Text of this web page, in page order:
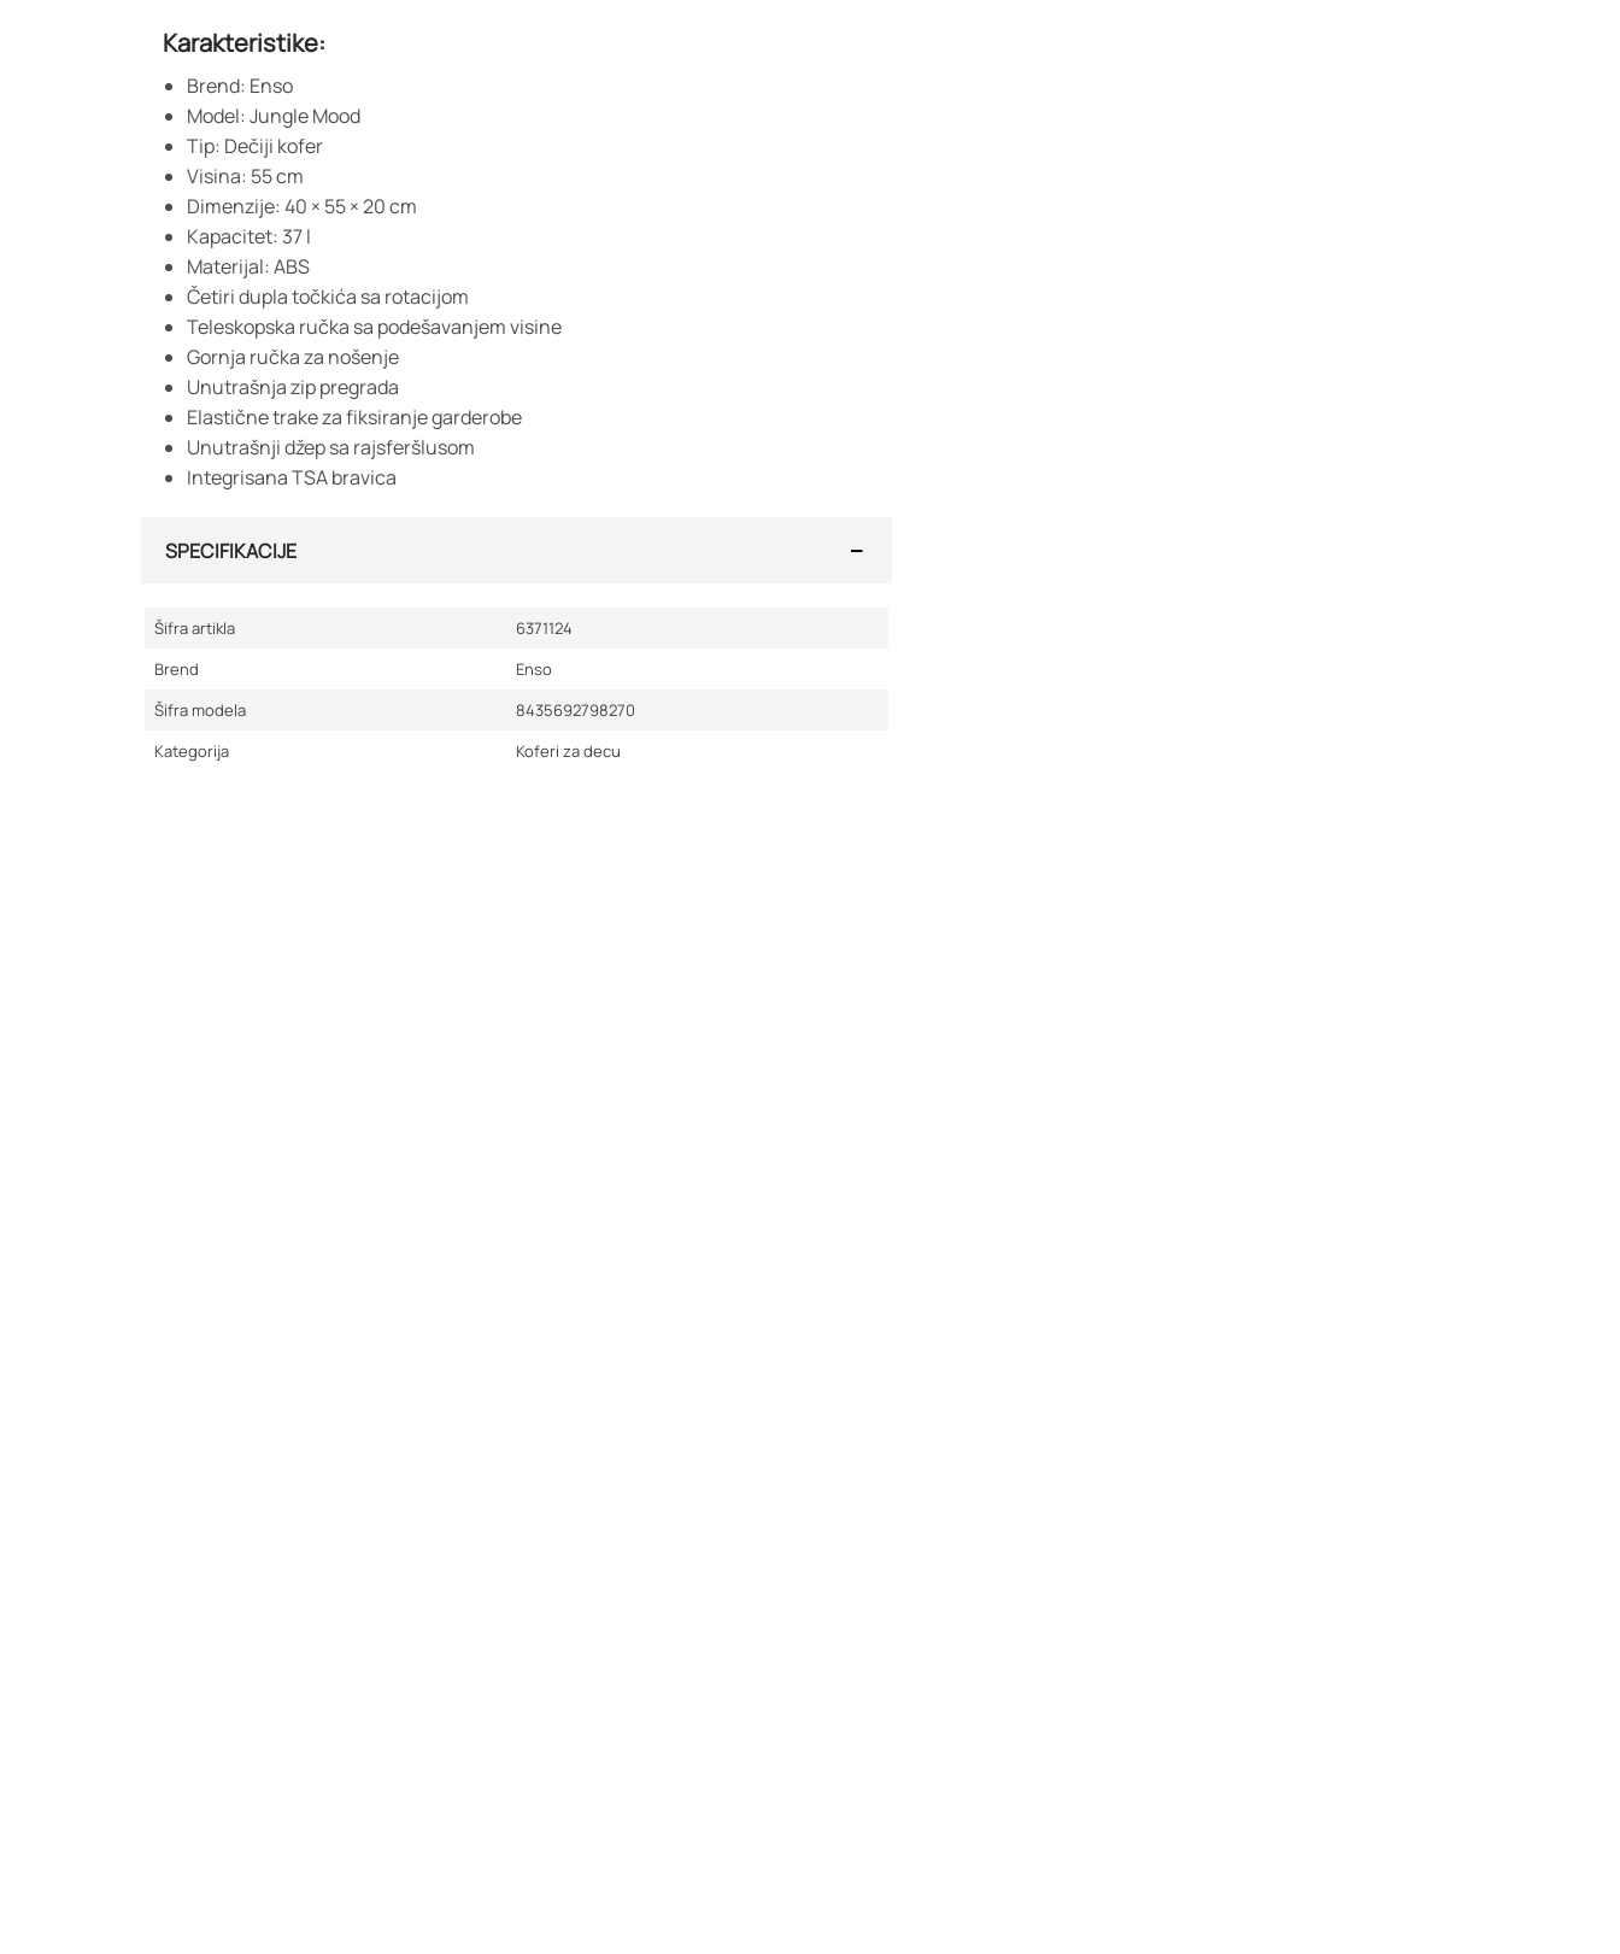
Karakteristike:
Brend: Enso
Model: Jungle Mood
Tip: Dečiji kofer
Visina: 55 cm
Dimenzije: 40 × 55 × 20 cm
Kapacitet: 37 l
Materijal: ABS
Četiri dupla točkića sa rotacijom
Teleskopska ručka sa podešavanjem visine
Gornja ručka za nošenje
Unutrašnja zip pregrada
Elastične trake za fiksiranje garderobe
Unutrašnji džep sa rajsferšlusom
Integrisana TSA bravica
SPECIFIKACIJE
Šifra artikla
6371124
Brend
Enso
Šifra modela
8435692798270
Kategorija
Koferi za decu